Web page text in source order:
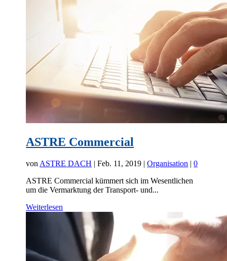
ASTRE Commercial
von ASTRE DACH |Feb. 11, 2019 |Organisation |0
ASTRE Commercial kümmert sich im Wesentlichen
um die Vermarktung der Transport- und...
Weiterlesen